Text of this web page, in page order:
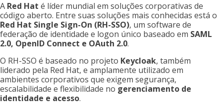
A Red Hat é líder mundial em soluções corporativas de
código aberto. Entre suas soluções mais conhecidas está o
Red Hat Single Sign-On (RH-SSO), um software de
federação de identidade e logon único baseado em SAML
2.0, OpenID Connect e OAuth 2.0.
O RH-SSO é baseado no projeto Keycloak, também
liderado pela Red Hat, e amplamente utilizado em
ambientes corporativos que exigem segurança,
escalabilidade e flexibilidade no gerenciamento de
identidade e acesso.